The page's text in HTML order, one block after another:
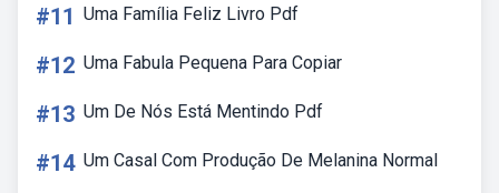
#11 Uma Família Feliz Livro Pdf
#12 Uma Fabula Pequena Para Copiar
#13 Um De Nós Está Mentindo Pdf
#14 Um Casal Com Produção De Melanina Normal